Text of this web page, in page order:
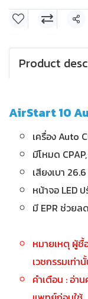
แชร์
Product
AirStart 10
เครื่อง Auto
มีโหมด
เสียงเบา
หน้าจอ LED
มี EPR ช่วยล
หมายเหตุ ผู้ชื้
เวชกรรมเท่า
คำเตือน : อ่า